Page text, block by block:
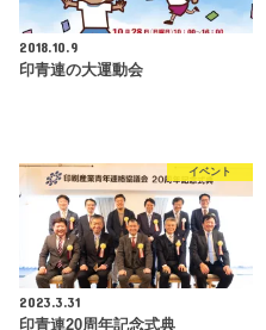
2018.10.9
印青連の大運動会
イベント
2023.3.31
印青連20周年記念式典